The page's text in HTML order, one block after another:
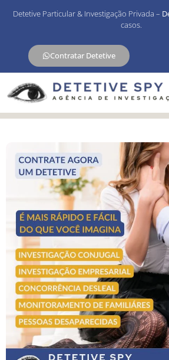
Detetive Particular & Investigação Privada –
casos.
Contratar Detetive